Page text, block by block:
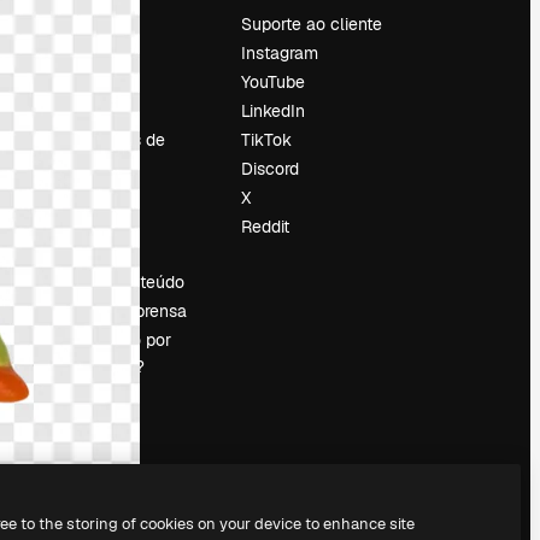
Sobre nós
Emprego
Tendências de
pesquisa
Blog
Eventos
Slidesgo
Vender conteúdo
Sala de imprensa
Procurando por
magnific.ai?
Suporte ao cliente
Instagram
YouTube
LinkedIn
TikTok
Discord
X
Reddit
to the storing of cookies on your device to enhance site